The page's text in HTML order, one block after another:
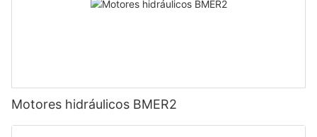
Motores hidráulicos BMER2